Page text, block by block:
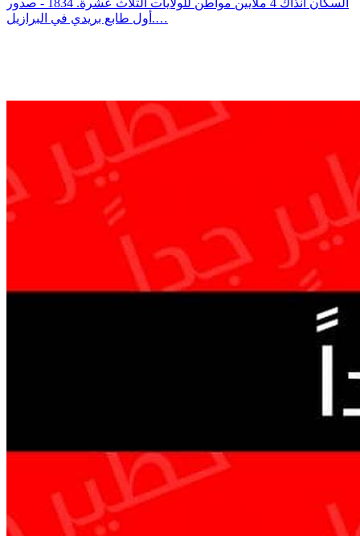
أول طابع بريدي في البرازيل.…